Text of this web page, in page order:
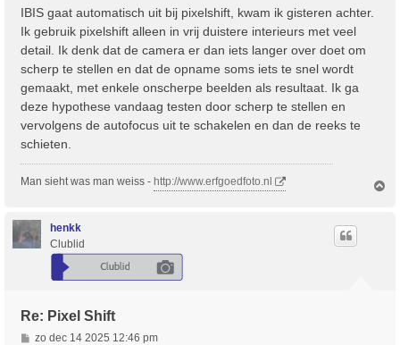
r
c
h
t
IBIS gaat automatisch uit bij pixelshift, kwam ik gisteren achter.
Ik gebruik pixelshift alleen in vrij duistere interieurs met veel
detail. Ik denk dat de camera er dan iets langer over doet om
scherp te stellen en dat de opname soms iets te snel wordt
gemaakt, met enkele onscherpe beelden als resultaat. Ik ga
deze hypothese vandaag testen door scherp te stellen en
vervolgens de autofocus uit te schakelen en dan de reeks te
schieten.
Man sieht was man weiss - http://www.erfgoedfoto.nl
henkk
Clublid
Re: Pixel Shift
Bzo dec 14 2025 12:46 pm